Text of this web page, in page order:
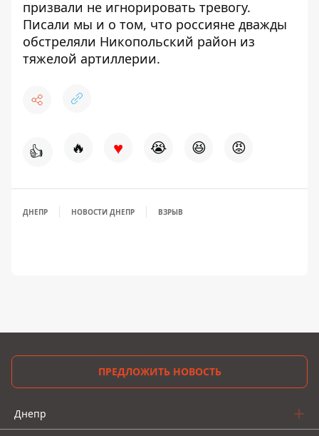
призвали не игнорировать тревогу.
Писали мы и о том, что россияне дважды
обстреляли Никопольский район из
тяжелой артиллерии.
👍 🔥 ♥ 😭 😆 😡
ДНЕПР НОВОСТИ ДНЕПР ВЗРЫВ
ПРЕДЛОЖИТЬ НОВОСТЬ
Днепр